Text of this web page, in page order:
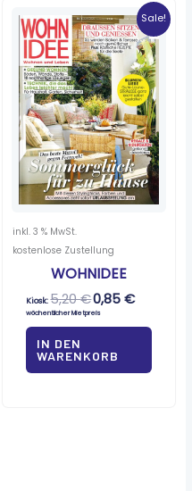
Sale!
inkl. 3 % MwSt.
kostenlose Zustellung
WOHNIDEE
Kiosk:5,20€
war:
5,20 €
0,85€
Preis
ist:
0,85 €.
wöchentlicher Mietpreis
IN DEN
WARENKORB